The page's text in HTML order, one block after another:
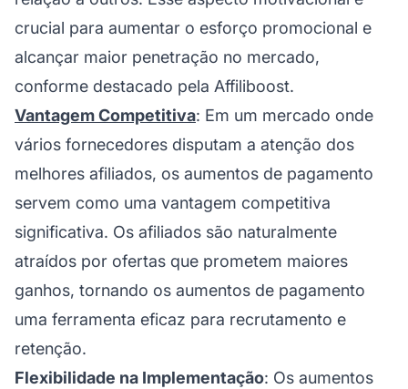
crucial para aumentar o esforço promocional e
alcançar maior penetração no mercado,
conforme destacado pela Affiliboost.
Vantagem Competitiva: Em um mercado onde
vários fornecedores disputam a atenção dos
melhores afiliados, os aumentos de pagamento
servem como uma vantagem competitiva
significativa. Os afiliados são naturalmente
atraídos por ofertas que prometem maiores
ganhos, tornando os aumentos de pagamento
uma ferramenta eficaz para recrutamento e
retenção.
Flexibilidade na Implementação: Os aumentos